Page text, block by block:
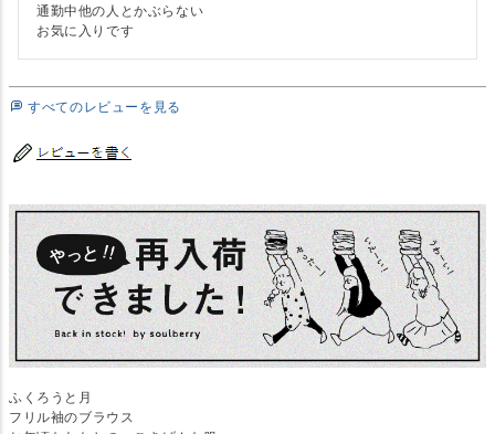
通勤中他の人とかぶらない
お気に入りです
すべてのレビューを見る
ふくろうと月
フリル袖のブラウス